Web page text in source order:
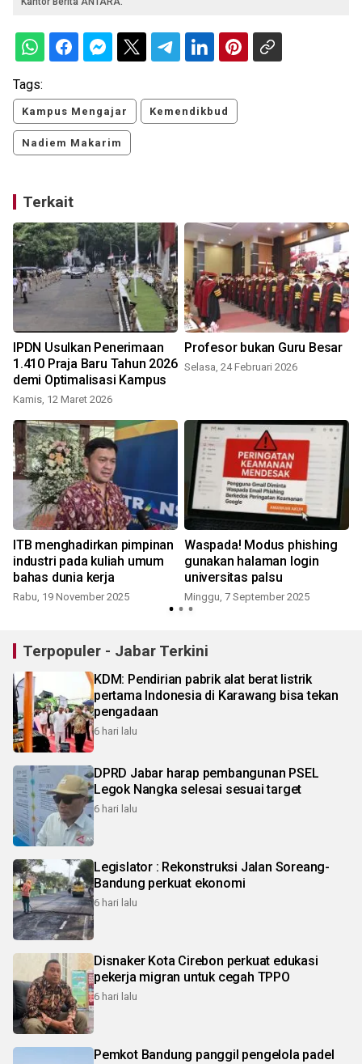
Tags:
Kampus Mengajar Kemendikbud
Nadiem Makarim
Terkait
IPDN Usulkan Penerimaan
1.410 Praja Baru Tahun 2026
demi Optimalisasi Kampus
Kamis, 12 Maret 2026
Profesor bukan Guru Besar
Selasa, 24 Februari 2026
ITB menghadirkan pimpinan
industri pada kuliah umum
bahas dunia kerja
Rabu, 19 November 2025
Waspada! Modus phishing
gunakan halaman login
universitas palsu
Minggu, 7 September 2025
Terpopuler - Jabar Terkini
KDM: Pendirian pabrik alat berat listrik
pertama Indonesia di Karawang bisa tekan
pengadaan
6 hari lalu
DPRD Jabar harap pembangunan PSEL
Legok Nangka selesai sesuai target
6 hari lalu
Legislator : Rekonstruksi Jalan Soreang-
Bandung perkuat ekonomi
6 hari lalu
Disnaker Kota Cirebon perkuat edukasi
pekerja migran untuk cegah TPPO
6 hari lalu
Pemkot Bandung panggil pengelola padel